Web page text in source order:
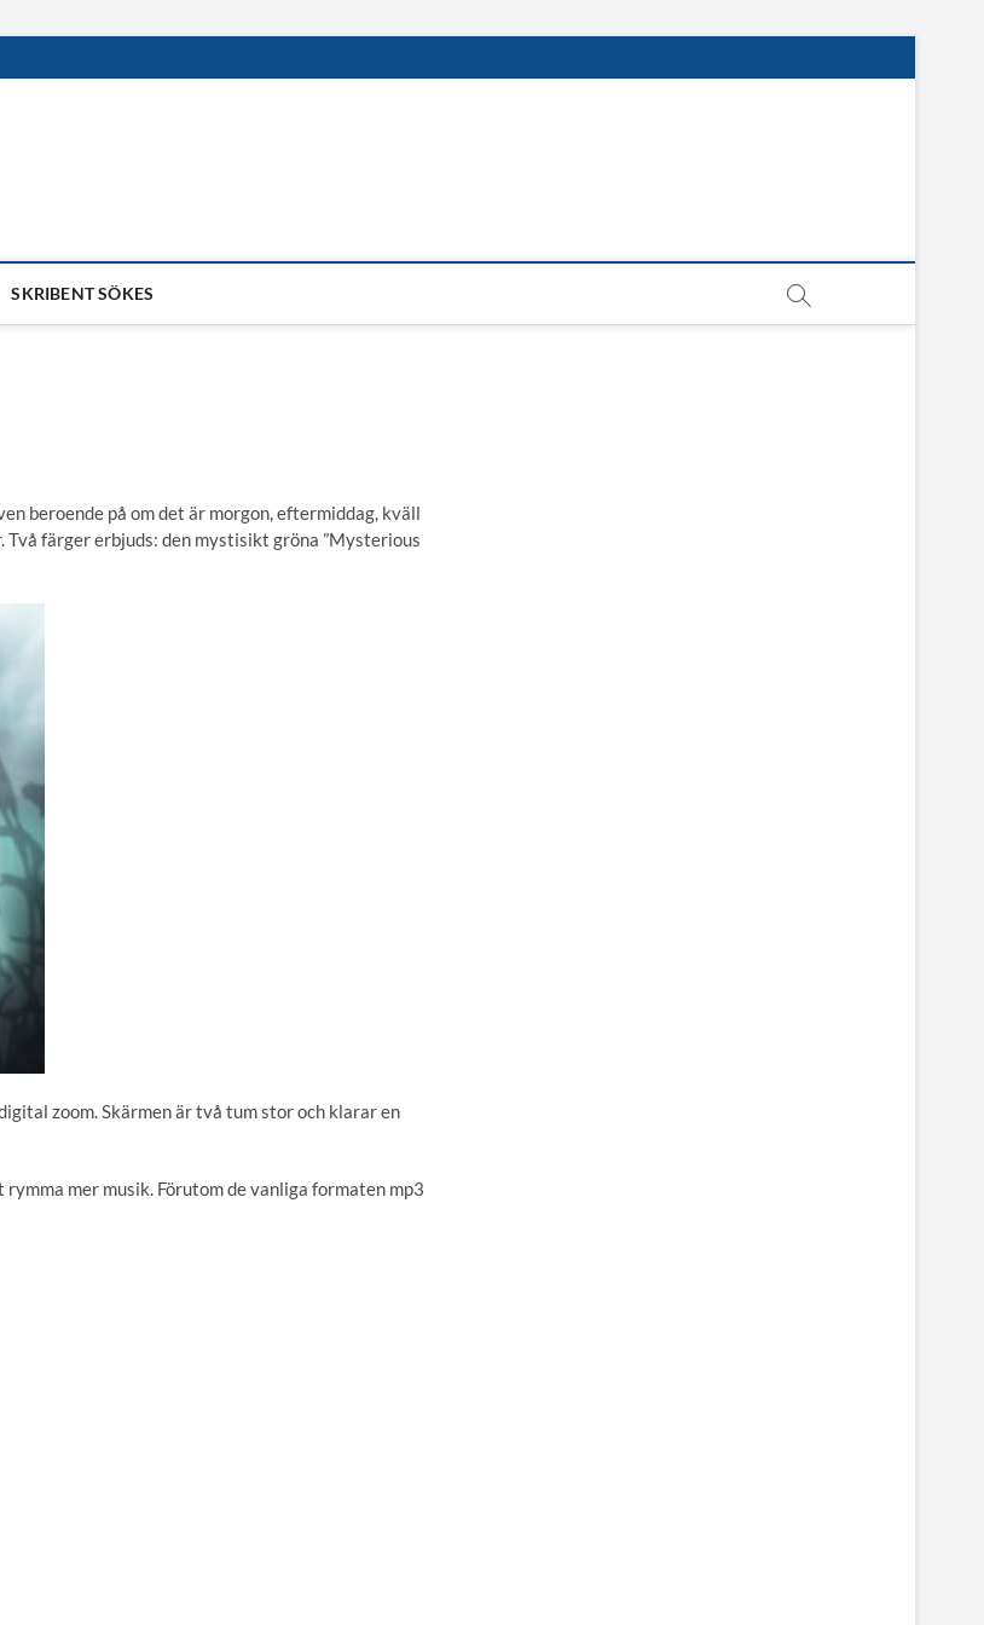
SKRIBENT SÖKES
beroende på om det är morgon, eftermiddag, kväll
färger erbjuds: den mystisikt gröna ”Mysterious
zoom. Skärmen är två tum stor och klarar en
mer musik. Förutom de vanliga formaten mp3